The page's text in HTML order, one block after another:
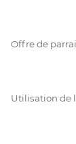
Offre de
Utilisation de